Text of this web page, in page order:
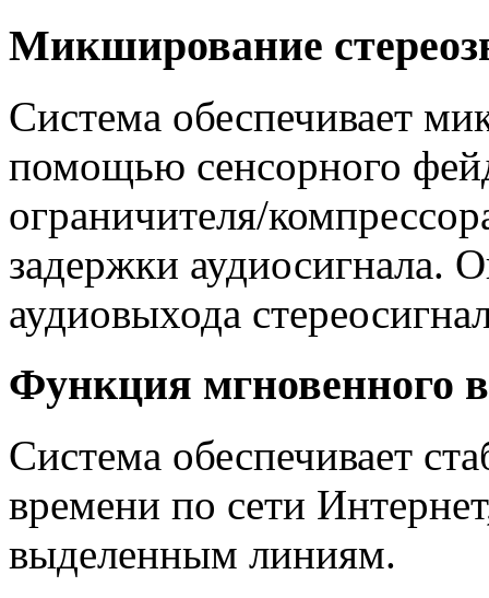
Микширование
Система обеспечивает
помощью сенсорного
ограничителя/
задержки аудиосигнала.
аудиовыхода
Функция мгновенного
Система обеспечивает
времени по сети
выделенным линиям.